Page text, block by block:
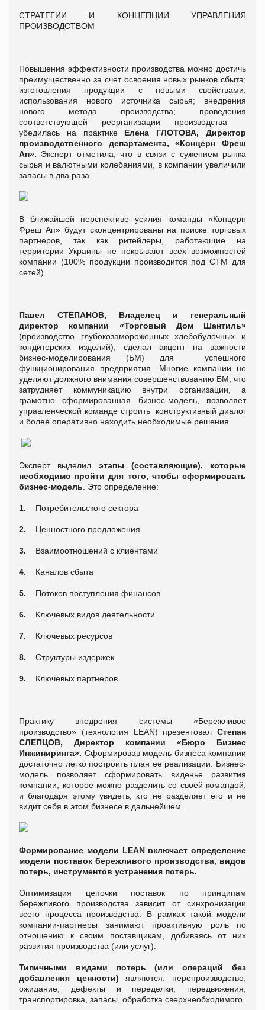
СТРАТЕГИИ И КОНЦЕПЦИИ УПРАВЛЕНИЯ
ПРОИЗВОДСТВОМ
Повышения эффективности производства можно достичь
преимущественно за счет освоения новых рынков сбыта;
изготовления продукции с новыми свойствами;
использования нового источника сырья; внедрения
нового метода производства; проведения
соответствующей реорганизации производства –
убедилась на практике Елена ГЛОТОВА, Директор
производственного департамента, «Концерн Фреш
Ап». Эксперт отметила, что в связи с сужением рынка
сырья и валютными колебаниями, в компании увеличили
запасы в два раза.
В ближайшей перспективе усилия команды «Концерн
Фреш Ап» будут сконцентрированы на поиске торговых
партнеров, так как ритейлеры, работающие на
территории Украины не покрывают всех возможностей
компании (100% продукции производится под СТМ для
сетей).
Павел СТЕПАНОВ, Владелец и генеральный
директор компании «Торговый Дом Шантиль»
(производство глубокозамороженных хлебобулочных и
кондитерских изделий), сделал акцент на важности
бизнес-моделирования (БМ) для успешного
функционирования предприятия. Многие компании не
уделяют должного внимания совершенствованию БМ, что
затрудняет коммуникацию внутри организации, а
грамотно сформированная бизнес-модель, позволяет
управленческой команде строить конструктивный диалог
и более оперативно находить необходимые решения.
Эксперт выделил этапы (составляющие), которые
необходимо пройти для того, чтобы сформировать
бизнес-модель . Это определение:
1. Потребительского сектора
2. Ценностного предложения
3. Взаимоотношений с клиентами
4. Каналов сбыта
5. Потоков поступления финансов
6. Ключевых видов деятельности
7. Ключевых ресурсов
8. Структуры издержек
9. Ключевых партнеров.
Практику внедрения системы «Бережливое
производство» (технология LEAN) презентовал Степан
СЛЕПЦОВ, Директор компании «Бюро Бизнес
Инжиниринга». Сформировав модель бизнеса компании
достаточно легко построить план ее реализации. Бизнес-
модель позволяет сформировать виденье развития
компании, которое можно разделить со своей командой,
и благодаря этому увидеть, кто не разделяет его и не
видит себя в этом бизнесе в дальнейшем.
Формирование модели LEAN включает определение
модели поставок бережливого производства, видов
потерь, инструментов устранения потерь.
Оптимизация цепочки поставок по принципам
бережливого производства зависит от синхронизации
всего процесса производства. В рамках такой модели
компании-партнеры занимают проактивную роль по
отношению к своим поставщикам, добиваясь от них
развития производства (или услуг).
Типичными видами потерь (или операций без
добавления ценности) являются: перепроизводство,
ожидание, дефекты и переделки, передвижения,
транспортировка, запасы, обработка сверхнеобходимого.